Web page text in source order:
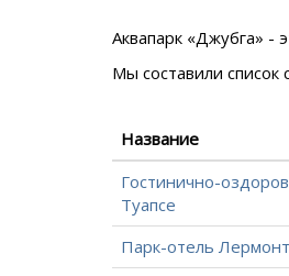
Аквапарк «Джубга» -
Мы составили список
Название
Гостинично-
Туапсе
Парк-отель